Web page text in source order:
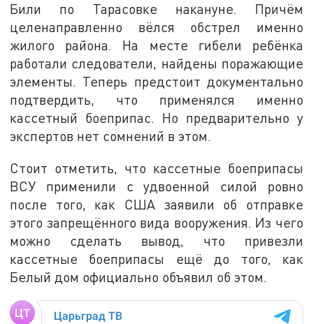
Били по Тарасовке накануне. Причём
целенаправленно вёлся обстрел именно
жилого района. На месте гибели ребёнка
работали следователи, найдены поражающие
элементы. Теперь предстоит документально
подтвердить, что применялся именно
кассетный боеприпас. Но предварительно у
экспертов нет сомнений в этом.
Стоит отметить, что кассетные боеприпасы
ВСУ применили с удвоенной силой ровно
после того, как США заявили об отправке
этого запрещённого вида вооружения. Из чего
можно сделать вывод, что привезли
кассетные боеприпасы ещё до того, как
Белый дом официально объявил об этом.